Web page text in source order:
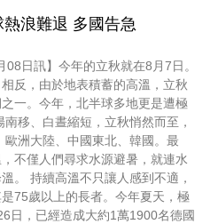
浪難退 多國告急
08日訊】今年的立秋就在8月7日。
反，由於地表積蓄的高溫，立秋
一。今年，北半球多地更是遭極
移、白晝縮短，立秋悄然而至，
洲大陸、中國東北、韓國。最
不僅人們尋求水源避暑，就連水
。 持續高溫不只讓人感到不適，
75歲以上的長者。今年夏天，極
日，已經造成大約1萬1900名德國